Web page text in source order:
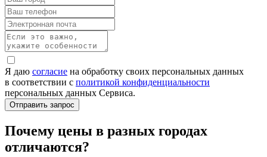
Я даю согласие на обработку своих персональных данных
в соответствии с политикой конфиденциальности
персональных данных Сервиса.
Почему цены в разных городах
отличаются?